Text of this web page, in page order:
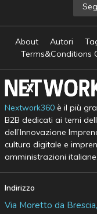
About Autori
Terms&Conditions
Nextwork360è il più
B2B dedicati ai temi
dell’Innovazione
cultura digitale e
amministrazioni italiane.
Indirizzo
Via Moretto da